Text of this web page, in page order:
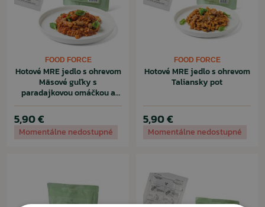
FOOD FORCE
Hotové MRE jedlo s ohrevom
Mäsové guľky s
paradajkovou omáčkou a
cestovinami
5,90 €
Momentálne nedostupné
FOOD FORCE
Hotové MRE jedlo s ohrevom
Taliansky pot
5,90 €
Momentálne nedostupné